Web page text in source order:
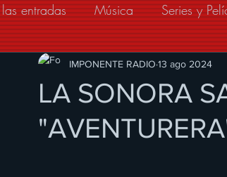
entradas Música Series y
Modo de Vida
LA SONORA
IMPONENTE RADIO 13 ago 2024